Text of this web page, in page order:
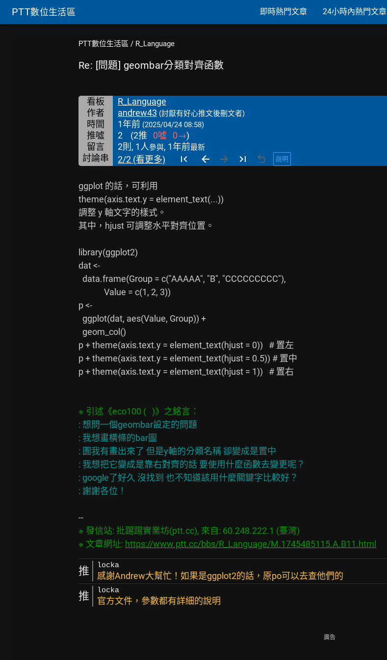
PTT數位生活區 即時熱門文章 24小時內熱門文章
PTT數位生活區 / R_Language
Re: [問題] geombar分類對齊函數
看板
R_Language
作者
andrew43 (討厭有好心推文後刪文者)
時間 1年前 (2025/04/24 08:58)
推噓 2 (2推 0噓 0→)
留言
2則, 1人參與, 1年前最新
討論串 2/2 (看更多) 說明
ggplot 的話，可利用
theme(axis.text.y = element_text(...))
調整 y 軸文字的樣式。
其中，hjust 可調整水平對齊位置。
library(ggplot2)
dat <-
p <-
p + theme(axis.text.y = element_text(hjust = 0))   # 置左
p + theme(axis.text.y = element_text(hjust = 0.5)) # 置中
p + theme(axis.text.y = element_text(hjust = 1))   # 置右
: 想問一個geombar設定的問題
: 我想畫橫條的bar圖
: 圖我有畫出來了 但是y軸的分類名稱 卻變成是置中
: 我想把它變成是靠右對齊的話 要使用什麼函數去變更呢？
: google了好久 沒找到 也不知道該用什麼關鍵字比較好？
※ 發信站: 批踢踢實業坊(ptt.cc), 來自: 60.248.222.1 (臺灣)
※ 文章網址: https://www.ptt.cc/bbs/R_Language/M.1745485115.A.B11.html
推 locka
感謝Andrew大幫忙！如果是ggplot2的話，原po可以去查他們的
推 locka
官方文件，參數都有詳細的說明
廣告